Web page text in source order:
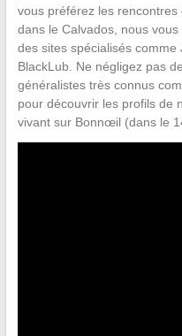
vous préférez les
dans le Calvados, nous
des sites spécialisés comme
BlackLub. Ne négligez pas
généralistes très connus
pour découvrir les profils de
vivant sur Bonnœil (dans le